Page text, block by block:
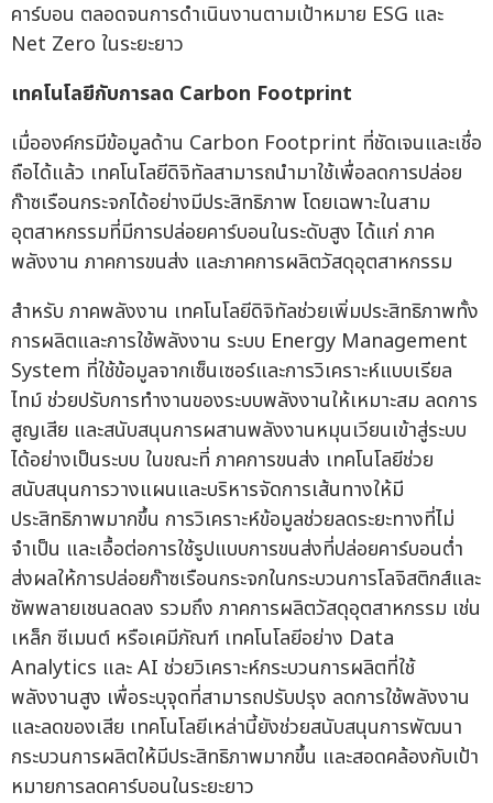
คาร์บอน ตลอดจนการดำเนินงานตามเป้าหมาย ESG และ
Net Zero ในระยะยาว
เทคโนโลยีกับการลด Carbon Footprint
เมื่อองค์กรมีข้อมูลด้าน Carbon Footprint ที่ชัดเจนและเชื่อ
ถือได้แล้ว เทคโนโลยีดิจิทัลสามารถนำมาใช้เพื่อลดการปล่อย
ก๊าซเรือนกระจกได้อย่างมีประสิทธิภาพ โดยเฉพาะในสาม
อุตสาหกรรมที่มีการปล่อยคาร์บอนในระดับสูง ได้แก่ ภาค
พลังงาน ภาคการขนส่ง และภาคการผลิตวัสดุอุตสาหกรรม
สำหรับ ภาคพลังงาน เทคโนโลยีดิจิทัลช่วยเพิ่มประสิทธิภาพทั้ง
การผลิตและการใช้พลังงาน ระบบ Energy Management
System ที่ใช้ข้อมูลจากเซ็นเซอร์และการวิเคราะห์แบบเรียล
ไทม์ ช่วยปรับการทำงานของระบบพลังงานให้เหมาะสม ลดการ
สูญเสีย และสนับสนุนการผสานพลังงานหมุนเวียนเข้าสู่ระบบ
ได้อย่างเป็นระบบ ในขณะที่ ภาคการขนส่ง เทคโนโลยีช่วย
สนับสนุนการวางแผนและบริหารจัดการเส้นทางให้มี
ประสิทธิภาพมากขึ้น การวิเคราะห์ข้อมูลช่วยลดระยะทางที่ไม่
จำเป็น และเอื้อต่อการใช้รูปแบบการขนส่งที่ปล่อยคาร์บอนต่ำ
ส่งผลให้การปล่อยก๊าซเรือนกระจกในกระบวนการโลจิสติกส์และ
ซัพพลายเชนลดลง รวมถึง ภาคการผลิตวัสดุอุตสาหกรรม เช่น
เหล็ก ซีเมนต์ หรือเคมีภัณฑ์ เทคโนโลยีอย่าง Data
Analytics และ AI ช่วยวิเคราะห์กระบวนการผลิตที่ใช้
พลังงานสูง เพื่อระบุจุดที่สามารถปรับปรุง ลดการใช้พลังงาน
และลดของเสีย เทคโนโลยีเหล่านี้ยังช่วยสนับสนุนการพัฒนา
กระบวนการผลิตให้มีประสิทธิภาพมากขึ้น และสอดคล้องกับเป้า
หมายการลดคาร์บอนในระยะยาว